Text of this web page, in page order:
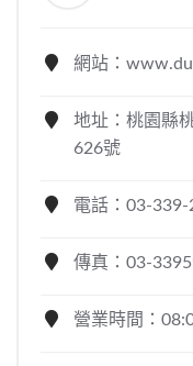
網站：
地址：桃園縣
626號
電話：03-339-
傳真：03-
營業時間：